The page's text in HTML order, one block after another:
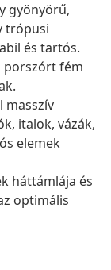
gyönyörű,
trópusi
és tartós.
porszórt fém
masszív
italok, vázák,
elemek
háttámlája és
optimális